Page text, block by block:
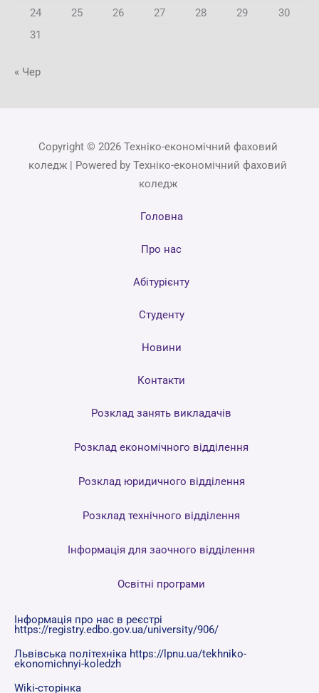
24
25 26 27 28 29
30
31
« Чер
Copyright © 2026 Техніко-економічний фаховий
коледж | Powered by Техніко-економічний фаховий
коледж
Головна
Про нас
Абітурієнту
Студенту
Новини
Контакти
Розклад занять викладачів
Розклад економічного відділення
Розклад юридичного відділення
Розклад технічного відділення
Інформація для заочного відділення
Освітні програми
Інформація про нас в реєстрі
https://registry.edbo.gov.ua/university/906/
Львівська політехніка https://lpnu.ua/tekhniko-
ekonomichnyi-koledzh
Wiki-сторінка